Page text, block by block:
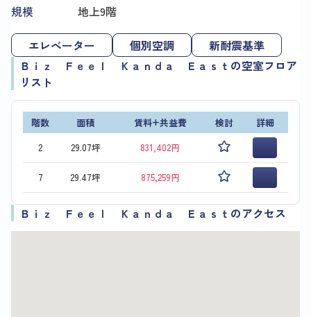
規模
地上9階
エレベーター 個別空調
新耐震基準
Ｂｉｚ Ｆｅｅｌ Ｋａｎｄａ Ｅａｓｔの空室フロア
リスト
階数 面積 賃料+共益費 検討
詳細
2
29.07坪 831,402円
7 29.47坪 875,259円
Ｂｉｚ Ｆｅｅｌ Ｋａｎｄａ Ｅａｓｔのアクセス